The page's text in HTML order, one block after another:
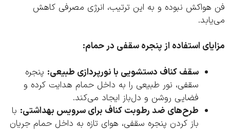
نبوده و به این ترتیب، انرژی مصرفی کاهش
استفاده از پنجره سقفی در حمام:
سقف کناف دستشویی با نورپردازی طبیعی:پنجره
سقفی، نور طبیعی را به داخل حمام هدایت کرده و
فضایی روشن و دل‌باز ایجاد می‌کند.
طرح‌های ضد رطوبت کناف برای سرویس بهداشتی:با
باز کردن پنجره سقفی، هوای تازه به داخل حمام جریان